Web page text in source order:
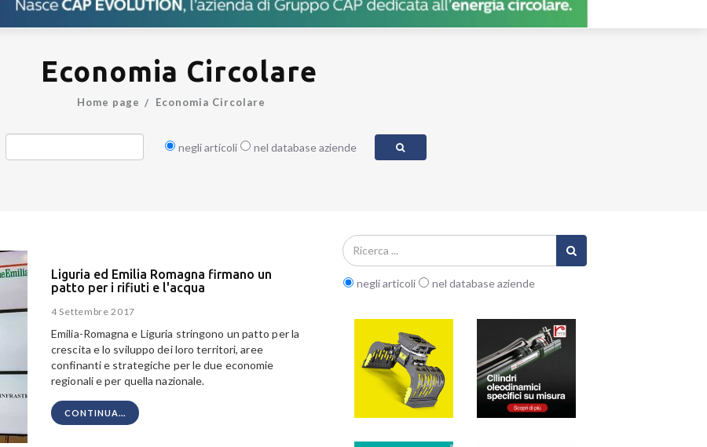
Economia Circolare
Home page Economia Circolare
negli articoli nel database aziende
Liguria ed Emilia Romagna firmano un
patto per i rifiuti e l'acqua
4 Settembre 2017
Emilia-Romagna e Liguria stringono un patto per la
crescita e lo sviluppo dei loro territori, aree
confinanti e strategiche per le due economie
regionali e per quella nazionale.
CONTINUA...
negli articoli nel database aziende